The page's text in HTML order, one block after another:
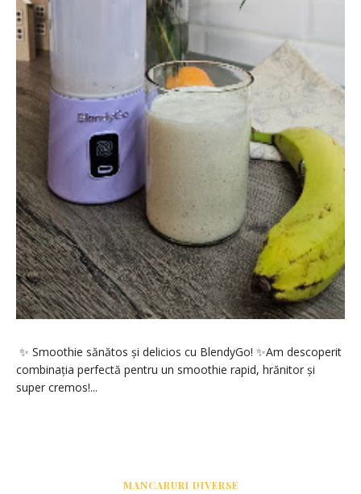
✨ Smoothie sănătos și delicios cu BlendyGo! ✨Am descoperit
combinația perfectă pentru un smoothie rapid, hrănitor și
super cremos!...
MANCARURI DIVERSE